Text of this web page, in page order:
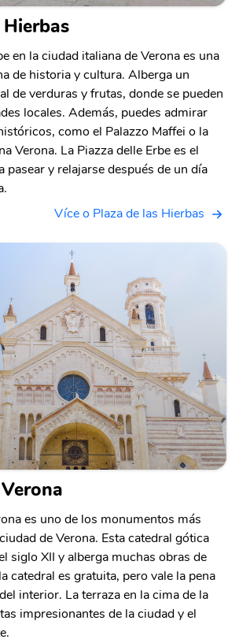
en la ciudad italiana de Verona es una
de historia y cultura. Alberga un
de verduras y frutas, donde se pueden
locales. Además, puedes admirar
como el Palazzo Maffei o la
Verona. La Piazza delle Erbe es el
pasear y relajarse después de un día
Více o Plaza de las Hierbas
es uno de los monumentos más
de Verona. Esta catedral gótica
siglo XII y alberga muchas obras de
catedral es gratuita, pero vale la pena
interior. La terraza en la cima de la
impresionantes de la ciudad y el